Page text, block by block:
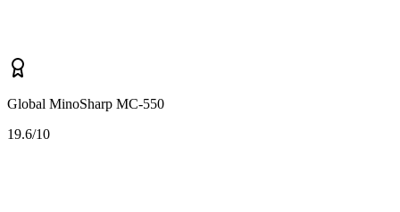
Global MinoSharp MC-550
19.6/10